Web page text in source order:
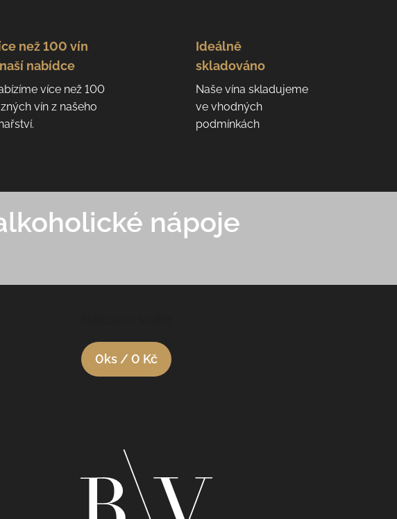
než 100 vín
nabídce
více než 100
vín z našeho
Ideálně
skladováno
Naše vína skladujeme
ve vhodných
podmínkách
nápoje
0ks /0 Kč